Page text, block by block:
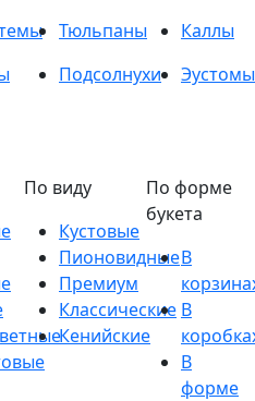
Тюльпаны
Каллы
Подсолнухи
Эустомы
По виду
Кустовые
Пионовидные
Премиум
Классические
Кенийские
По форме
букета
В
В
В
форме